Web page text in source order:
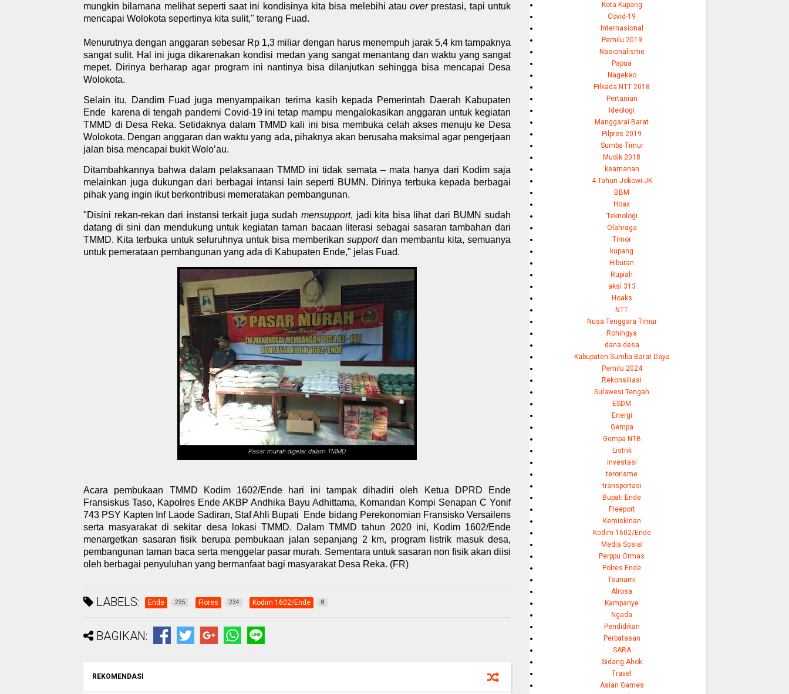
mungkin bilamana melihat seperti saat ini kondisinya kita bisa melebihi atauoverprestasi, tapi untuk
mencapai Wolokota sepertinya kita sulit," terang Fuad.
Menurutnya dengan anggaran sebesar Rp 1,3 miliar dengan harus menempuh jarak 5,4 km tampaknya
sangat sulit. Hal ini juga dikarenakan kondisi medan yang sangat menantang dan waktu yang sangat
mepet. Dirinya berharap agar program ini nantinya bisa dilanjutkan sehingga bisa mencapai Desa
Wolokota.
Selain itu, Dandim Fuad juga menyampaikan terima kasih kepada Pemerintah Daerah Kabupaten
Ende
karena di tengah pandemi Covid-19 ini tetap mampu mengalokasikan anggaran untuk kegiatan
TMMD di Desa Reka. Setidaknya dalam TMMD kali ini bisa membuka celah akses menuju ke Desa
Wolokota. Dengan anggaran dan waktu yang ada, pihaknya akan berusaha maksimal agar pengerjaan
jalan bisa mencapai bukit Wolo’au.
Ditambahkannya bahwa dalam pelaksanaan TMMD ini tidak semata – mata hanya dari Kodim saja
melainkan juga dukungan dari berbagai intansi lain seperti BUMN. Dirinya terbuka kepada berbagai
pihak yang ingin ikut berkontribusi memeratakan pembangunan.
"Disini rekan-rekan dari instansi terkait juga sudah mensupport, jadi kita bisa lihat dari BUMN sudah
datang di sini dan mendukung untuk kegiatan taman bacaan literasi sebagai sasaran tambahan dari
TMMD. Kita terbuka untuk seluruhnya untuk bisa memberikansupportdan membantu kita, semuanya
untuk pemerataan pembangunan yang ada di Kabupaten Ende," jelas Fuad.
Pasar murah digelar dalam TMMD
Acara pembukaan TMMD Kodim 1602/Ende hari ini tampak dihadiri oleh Ketua DPRD Ende
Fransiskus Taso, Kapolres Ende AKBP Andhika Bayu Adhittama, Komandan Kompi Senapan C Yonif
743 PSY Kapten Inf Laode Sadiran, Staf Ahli Bupati
Ende bidang Perekonomian Fransisko Versailens
serta masyarakat di sekitar desa lokasi TMMD. Dalam TMMD tahun 2020 ini, Kodim 1602/Ende
menargetkan sasaran fisik berupa pembukaan jalan sepanjang 2 km, program listrik masuk desa,
pembangunan taman baca serta menggelar pasar murah. Sementara untuk sasaran non fisik akan diisi
oleh berbagai penyuluhan yang bermanfaat bagi masyarakat Desa Reka. (FR)
LABELS: Ende 235 Flores 234 Kodim 1602/Ende 8
BAGIKAN:
REKOMENDASI
Kota Kupang
Covid-19
Internasional
Pemilu 2019
Nasionalisme
Papua
Nagekeo
Pilkada NTT 2018
Pertanian
Ideologi
Manggarai Barat
Pilpres 2019
Sumba Timur
Mudik 2018
keamanan
4 Tahun Jokowi-JK
BBM
Hoax
Teknologi
Olahraga
Timor
kupang
Hiburan
Rupiah
aksi 313
Hoaks
NTT
Nusa Tenggara Timur
Rohingya
dana desa
Kabupaten Sumba Barat Daya
Pemilu 2024
Rekonsiliasi
Sulawesi Tengah
ESDM
Energi
Gempa
Gempa NTB
Listrik
investasi
terorisme
transportasi
Bupati Ende
Freeport
Kemiskinan
Kodim 1602/Ende
Media Sosial
Perppu Ormas
Polres Ende
Tsunami
Alrosa
Kampanye
Ngada
Pendidikan
Perbatasan
SARA
Sidang Ahok
Travel
Asian Games